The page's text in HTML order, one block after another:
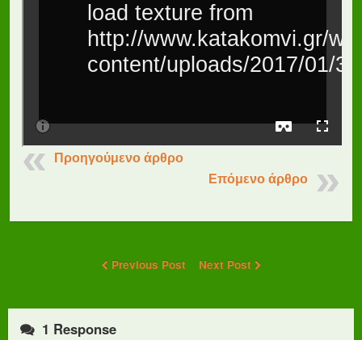
Προηγούμενο άρθρο
Επόμενο άρθρο
Previous Post Next Post
1 Response